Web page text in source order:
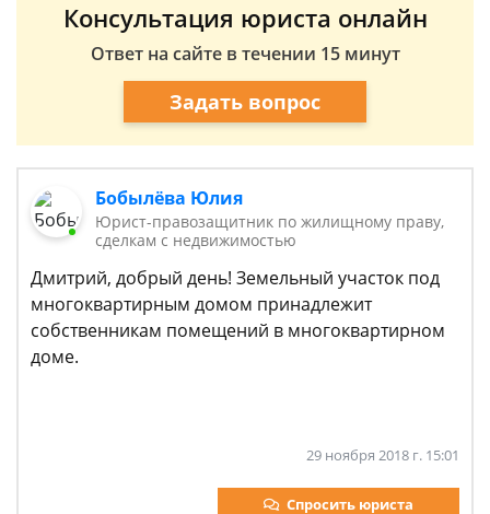
Консультация юриста онлайн
Ответ на сайте в течении 15 минут
Задать вопрос
Бобылёва Юлия
Юрист-правозащитник по жилищному праву,
сделкам с недвижимостью
Дмитрий, добрый день! Земельный участок под
многоквартирным домом принадлежит
собственникам помещений в многоквартирном
доме.
29 ноября 2018 г. 15:01
Спросить юриста